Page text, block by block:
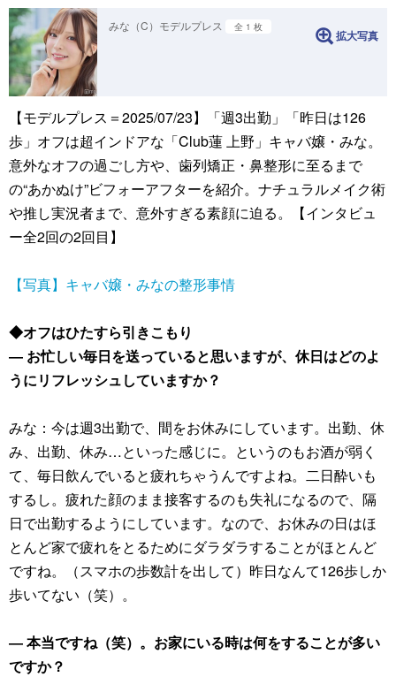
みな（C）モデルプレス 全 1 枚
拡大写真
【モデルプレス＝2025/07/23】「週3出勤」「昨日は126
歩」オフは超インドアな「Club蓮 上野」キャバ嬢・みな。
意外なオフの過ごし方や、歯列矯正・鼻整形に至るまで
の“あかぬけ”ビフォーアフターを紹介。ナチュラルメイク術
や推し実況者まで、意外すぎる素顔に迫る。【インタビュ
ー全2回の2回目】
【写真】キャバ嬢・みなの整形事情
◆オフはひたすら引きこもり
― お忙しい毎日を送っていると思いますが、休日はどのよ
うにリフレッシュしていますか？
みな：今は週3出勤で、間をお休みにしています。出勤、休
み、出勤、休み…といった感じに。というのもお酒が弱く
て、毎日飲んでいると疲れちゃうんですよね。二日酔いも
するし。疲れた顔のまま接客するのも失礼になるので、隔
日で出勤するようにしています。なので、お休みの日はほ
とんど家で疲れをとるためにダラダラすることがほとんど
ですね。（スマホの歩数計を出して）昨日なんて126歩しか
歩いてない（笑）。
― 本当ですね（笑）。お家にいる時は何をすることが多い
ですか？